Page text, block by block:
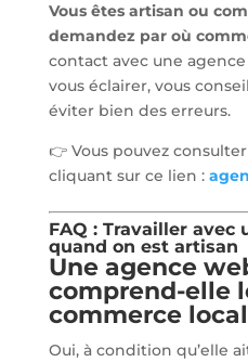
Vous êtes artisan ou
demandez par où
contact avec une
vous éclairer, vous
éviter bien des erreurs.
👉 Vous pouvez
cliquant sur ce lien :
FAQ : Travailler avec
quand on est artisan
Une agence
comprend-elle
commerce
Oui, à condition qu’elle